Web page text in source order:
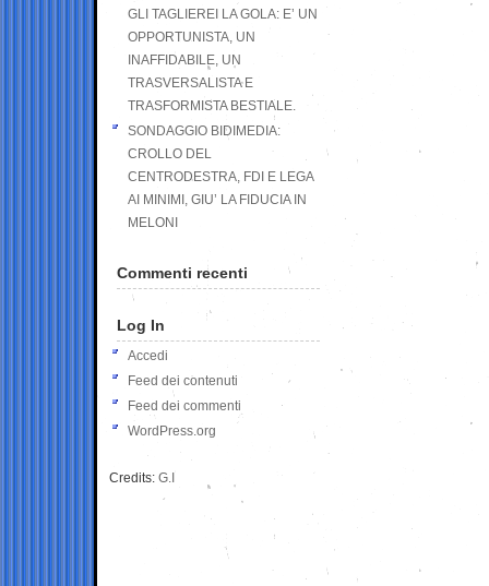
GLI TAGLIEREI LA GOLA: E’ UN
OPPORTUNISTA, UN
INAFFIDABILE, UN
TRASVERSALISTA E
TRASFORMISTA BESTIALE.
SONDAGGIO BIDIMEDIA:
CROLLO DEL
CENTRODESTRA, FDI E LEGA
AI MINIMI, GIU’ LA FIDUCIA IN
MELONI
Commenti recenti
Log In
Accedi
Feed dei contenuti
Feed dei commenti
WordPress.org
Credits: G.I